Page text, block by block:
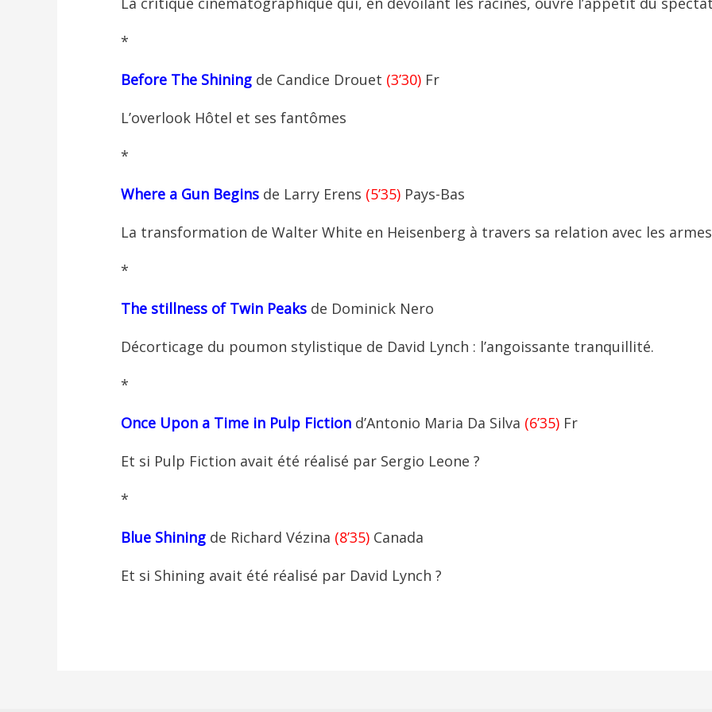
*
Before The Shining de Candice Drouet (3’30) Fr
L’overlook Hôtel et ses fantômes
*
Where a Gun Begins de Larry Erens (5’35) Pays-Bas
La transformation de Walter White en Heisenberg à travers sa relation avec les
*
The stillness of Twin Peaks de Dominick Nero
Décorticage du poumon stylistique de David Lynch : l’angoissante tranquillité.
*
Once Upon a Time in Pulp Fiction d’Antonio Maria Da Silva (6’35) Fr
Et si Pulp Fiction avait été réalisé par Sergio Leone ?
*
Blue Shining de Richard Vézina (8’35) Canada
Et si Shining avait été réalisé par David Lynch ?